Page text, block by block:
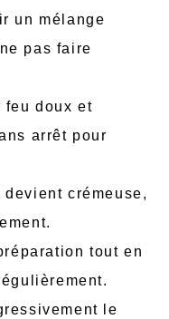
un mélange
pas faire
feu doux et
arrêt pour
crémeuse,
tout en
le